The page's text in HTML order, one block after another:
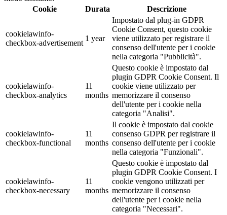
Cookie
Durata Descrizione
cookielawinfo-
checkbox-advertisement
1 year
Impostato dal plug-in GDPR
Cookie Consent, questo cookie
viene utilizzato per registrare il
consenso dell'utente per i cookie
nella categoria "Pubblicità".
cookielawinfo-
checkbox-analytics
11
months
Questo cookie è impostato dal
plugin GDPR Cookie Consent. Il
cookie viene utilizzato per
memorizzare il consenso
dell'utente per i cookie nella
categoria "Analisi".
cookielawinfo-
checkbox-functional
11
months
Il cookie è impostato dal cookie
consenso GDPR per registrare il
consenso dell'utente per i cookie
nella categoria "Funzionali".
cookielawinfo-
checkbox-necessary
11
months
Questo cookie è impostato dal
plugin GDPR Cookie Consent. I
cookie vengono utilizzati per
memorizzare il consenso
dell'utente per i cookie nella
categoria "Necessari".